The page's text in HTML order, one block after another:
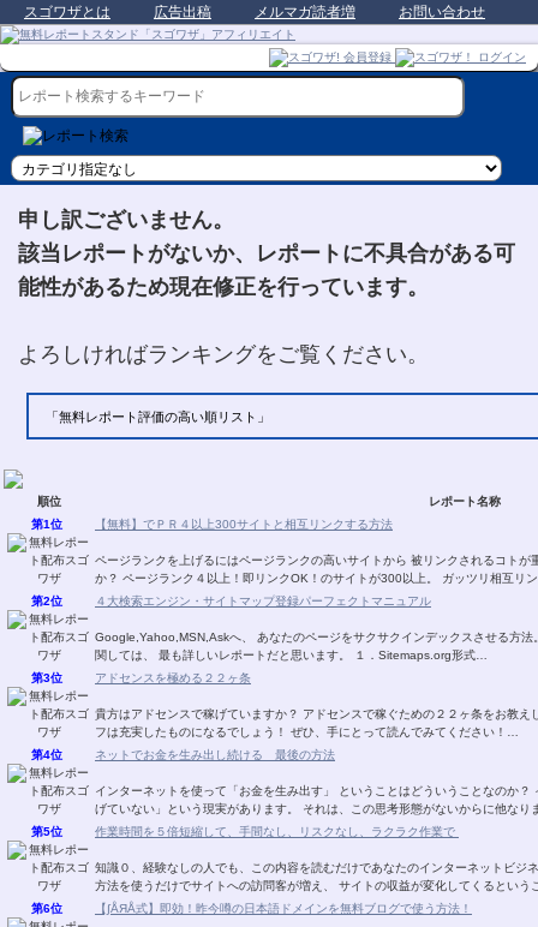
スゴワザとは 広告出稿 メルマガ読者増 お問い合わせ
申し訳ございません。
該当レポートがないか、レポートに不具合がある可
能性があるため現在修正を行っています。
よろしければランキングをご覧ください。
「無料レポート評価の高い順リスト」
順位
レポート名称
第1位
【無料】でＰＲ４以上300サイトと相互リンクする方法
ページランクを上げるにはページランクの高いサイトから 被リンクされるコトが重要です。 でも、被リンク先を探す
か？ ページランク４以上！即リンクOK！の
第2位
４大検索エンジン・サイトマップ登録パーフェクトマニュアル
Google,Yahoo,MSN,Askへ、 あなたのページをサクサクインデックスさせる方法。 2007年5月現在、日本におけるサイトマップ利
関しては、 最も詳しいレポートだと思います。 １．Sitemaps.org形式…
第3位
アドセンスを極める２２ヶ条
貴方はアドセンスで稼げていますか？ アドセンスで稼ぐための２２ヶ条をお教
フは充実したものになるでしょう！ ぜひ、手にとって読んでみてください！…
第4位
ネットでお金を生み出し続ける 最後の方法
インターネットを使って「お金を生み出す」 ということはどういうことなのか？ インターネットビジネスを始めたほとんどの人が 「稼
げていない」という現実があります。 それは、この思考形態がないから
第5位
作業時間を５倍短縮して、手間なし、リスクなし、ラクラク作業で
知識０、経験なしの人でも、この内容を読むだけであなたのインターネットビジネスの「販売力
第6位 【∫ÅЯÅ式】即効！昨今噂の日本語ドメインを無料ブログで使う方法！